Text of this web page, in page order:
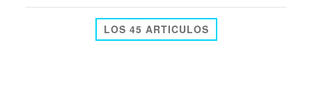
LOS 45 ARTICULOS